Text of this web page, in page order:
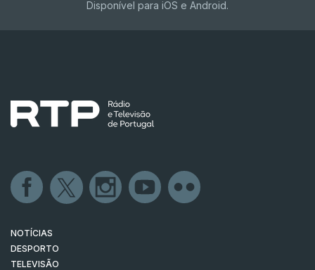
Disponível para iOS e Android.
NOTÍCIAS
DESPORTO
TELEVISÃO